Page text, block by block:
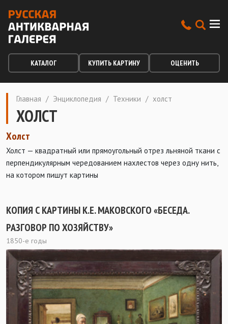
КАТАЛОГ КУПИТЬ КАРТИНУ ОЦЕНИТЬ
Главная / Энциклопедия / Техники / холст
ХОЛСТ
Холст
Холст — квадратный или прямоугольный отрез льняной ткани с
перпендикулярным чередованием нахлестов через одну нить,
на котором пишут картины
КОПИЯ С КАРТИНЫ К.Е. МАКОВСКОГО «БЕСЕДА.
РАЗГОВОР ПО ХОЗЯЙСТВУ»
1850-е годы